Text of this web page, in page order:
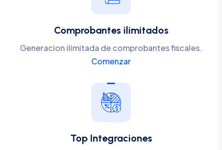
Comprobantes ilimitados
Generacion ilimitada de comprobantes fiscales.
Comenzar
Top Integraciones